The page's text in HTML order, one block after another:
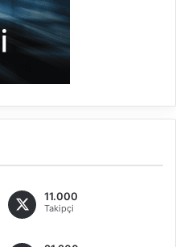
11.000
Takipçi